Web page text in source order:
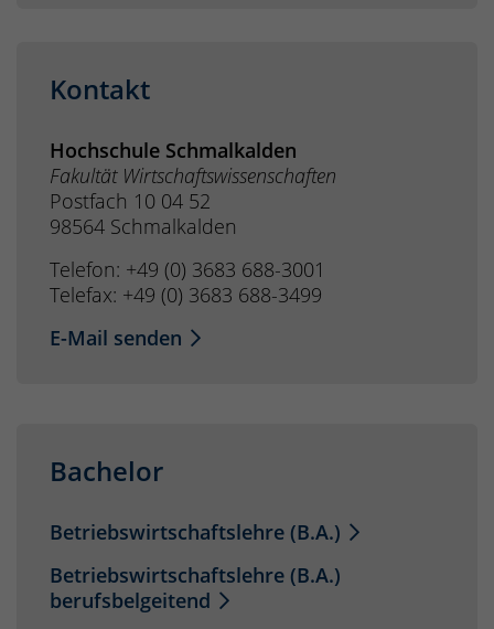
Kontakt
Hochschule Schmalkalden
Fakultät Wirtschaftswissenschaften
Postfach 10 04 52
98564 Schmalkalden
Telefon: +49 (0) 3683 688-3001
Telefax: +49 (0) 3683 688-3499
E-Mail senden
Bachelor
Betriebswirtschaftslehre (B.A.)
Betriebswirtschaftslehre (B.A.)
berufsbelgeitend